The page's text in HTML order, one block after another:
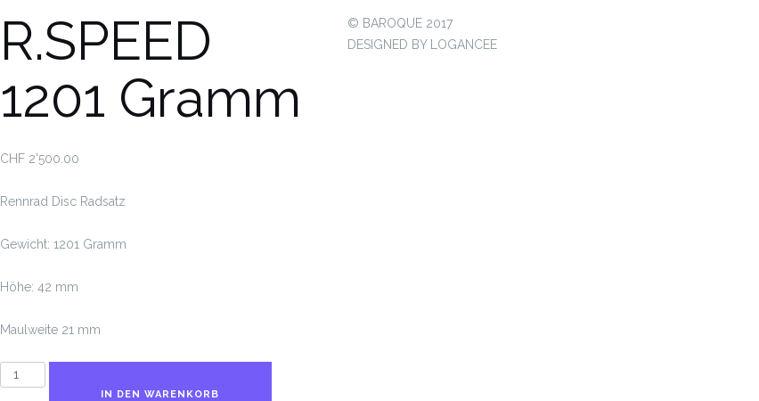
R.SPEED
1201 Gramm
CHF 2'500.00
Rennrad Disc Radsatz
Gewicht: 1201 Gramm
Höhe: 42 mm
Maulweite 21 mm
R.SPEED
IN DEN WARENKORB
© BAROQUE 2017
DESIGNED BY LOGANCEE